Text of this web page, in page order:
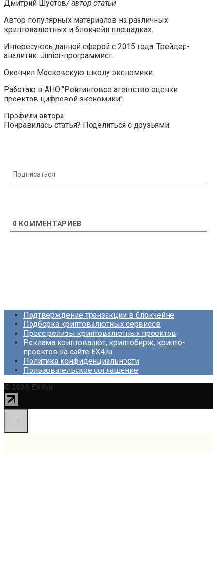
Дмитрий Шустов/ автор статьи
Автор популярных материалов на различных
криптовалютных и блокчейн площадках.
Интересуюсь данной сферой с 2015 года. Трейдер-
аналитик. Junior-программист.
Окончил Московскую школу экономики.
Работаю в АНО "Рейтинговое агентство оценки
проектов цифровой экономики".
Профили автора
Понравилась статья? Поделиться с друзьями:
Подписаться
0 КОММЕНТАРИЕВ
Подтверждение транзакции в блокчейне
Подборка криптовалютных сервисов
Пресс релизы криптовалютных проектов
Реклама криптовалют, криптобирж, крипто-
проектов на сайте EX4.ru
Политика конфиденциальности
Пользовательское соглашение
© 2026 EX4.ru